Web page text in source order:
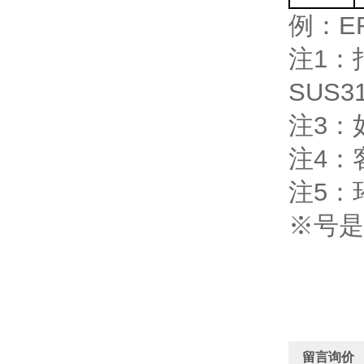
例：
注1：
注3：
注4：
注5：
※号
留言询价